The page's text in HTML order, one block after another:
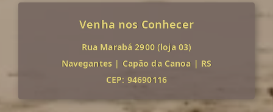
Venha nos Conhecer
Rua Marabá 2900 (loja 03)
Navegantes | Capão da Canoa | RS
CEP: 94690116